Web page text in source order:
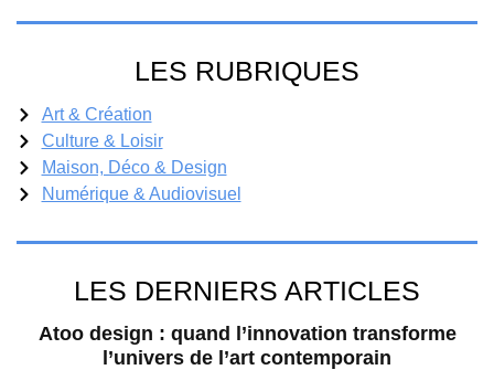
LES RUBRIQUES
Art & Création
Culture & Loisir
Maison, Déco & Design
Numérique & Audiovisuel
LES DERNIERS ARTICLES
Atoo design : quand l’innovation transforme
l’univers de l’art contemporain